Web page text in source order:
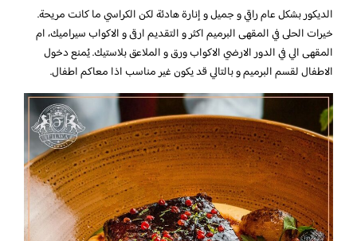
الديكور بشكل عام راقي و جميل و إنارة هادئة لكن الكراسي ما كانت مريحة.
خيرات الحلى في المقهى البرميم اكثر و التقديم ارقى و الاكواب سيراميك، ام
المقهى الي في الدور الارضي الاكواب ورق و الملاعق بلاستيك. يُمنع دخول
الاطفال لقسم البرميم و بالتالي قد يكون غير مناسب اذا معاكم اطفال.